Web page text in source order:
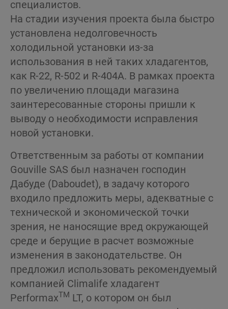
специалистов.
На стадии изучения проекта была быстро
установлена недолговечность
холодильной установки из-за
использования в ней таких хладагентов,
как R-22, R-502 и R-404A. В рамках проекта
по увеличению площади магазина
заинтересованные стороны пришли к
выводу о необходимости исправления
новой установки.
Ответственным за работы от компании
Gouville SAS был назначен господин
Дабуде (Daboudet), в задачу которого
входило предложить меры, адекватные с
технической и экономической точки
зрения, не наносящие вред окружающей
среде и берущие в расчет возможные
изменения в законодательстве. Он
предложил использовать рекомендуемый
компанией Climalife хладагент
PerformaxTM LT, о котором он был